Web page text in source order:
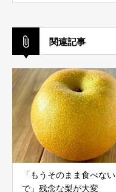
関連記事
「もうそのまま食べない
で」残念な梨が大変